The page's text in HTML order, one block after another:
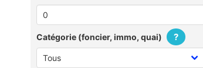
Catégorie (foncier, immo, quai) ?